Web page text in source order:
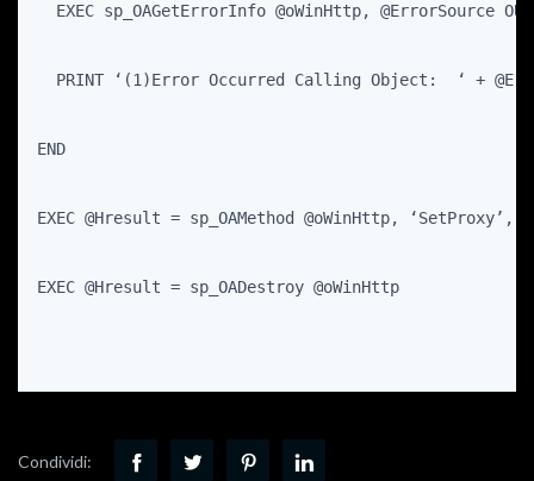
EXEC sp_OAGetErrorInfo @oWinHttp, @ErrorSource
PRINT ‘(1)Error Occurred Calling Object:  ‘ +
END
EXEC @Hresult = sp_OAMethod @oWinHttp, ‘SetProxy’,
EXEC @Hresult = sp_OADestroy @oWinHttp
Condividi: